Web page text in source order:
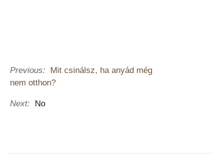
Previous:
Mit csinálsz, ha anyád még
nem otthon?
Next: No